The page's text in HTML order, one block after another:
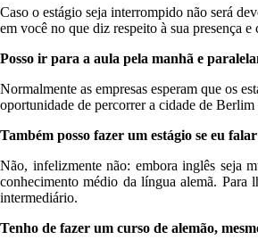
Caso o estágio seja interrompido não será
em você no que diz respeito à sua presença e
Posso ir para a aula pela manhã e
Normalmente as empresas esperam que os
oportunidade de percorrer a cidade de
Também posso fazer um estágio se eu
Não, infelizmente não: embora inglês seja
conhecimento médio da língua alemã. Para
intermediário.
Tenho de fazer um curso de alemão,